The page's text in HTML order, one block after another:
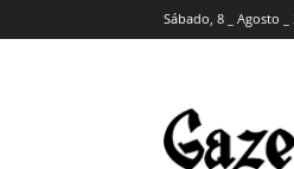
Sábado, 8 _ Agosto _